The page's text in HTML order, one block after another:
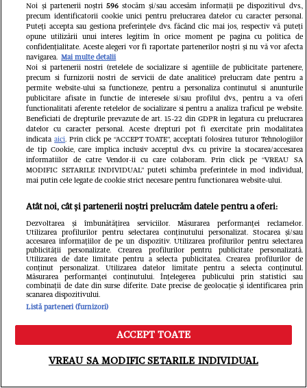
VEDETE SI EVENIMENTE
Ce s-a întâmplat cu Iustina Loghin și
Cornel Luchian după experiența
Insula iubirii. S-au căsătorit, au
devenit părinții unei fetițe, iar ea
este însărcinată cu băiețel
VEDETE
Ioana
relația cu
negat că i-
soțul ei
recente:
Meniu Caută
Noi și partenerii noștri 596stocăm și/sau accesăm informații pe dispozitivul dvs.,
precum identificatorii cookie unici pentru prelucrarea datelor cu caracter personal.
Puteți accepta sau gestiona preferințele dvs. făcând clic mai jos, respectiv vă puteți
opune utilizării unui interes legitim în orice moment pe pagina cu politica de
confidențialitate. Aceste alegeri vor fi raportate partenerilor noștri și nu vă vor afecta
navigarea. Mai multe detalii
Noi si partenerii nostri (retelele de socializare si agentiile de publicitate partenere,
precum si furnizorii nostri de servicii de date analitice) prelucram date pentru a
permite website-ului sa functioneze, pentru a personaliza continutul si anunturile
publicitare afisate in functie de interesele si/sau profilul dvs., pentru a va oferi
functionalitati aferente retelelor de socializare si pentru a analiza traficul pe website.
Beneficiati de drepturile prevazute de art. 15-22 din GDPR in legatura cu prelucrarea
datelor cu caracter personal. Aceste drepturi pot fi exercitate prin modalitatea
indicataaici. Prin click pe “ACCEPT TOATE”, acceptati folosirea tuturor Tehnologiilor
de tip Cookie, care implica inclusiv acceptul dvs. cu privire la stocarea/accesarea
informatiilor de catre Vendor-ii cu care colaboram. Prin click pe “VREAU SA
MODIFIC SETARILE INDIVIDUAL” puteti schimba preferintele in mod individual,
mai putin cele legate de cookie strict necesare pentru functionarea website-ului.
Atât noi, cât și partenerii noștri prelucrăm datele pentru a oferi:
Dezvoltarea și îmbunătățirea serviciilor. Măsurarea performanței reclamelor.
Utilizarea profilurilor pentru selectarea conținutului personalizat. Stocarea și/sau
accesarea informațiilor de pe un dispozitiv. Utilizarea profilurilor pentru selectarea
publicității personalizate. Crearea profilurilor pentru publicitate personalizată.
Utilizarea de date limitate pentru a selecta publicitatea. Crearea profilurilor de
conținut personalizat. Utilizarea datelor limitate pentru a selecta conținutul.
Măsurarea performanței conținutului. Înțelegerea publicului prin statistici sau
combinații de date din surse diferite. Date precise de geolocație și identificarea prin
scanarea dispozitivului.
Listă parteneri (furnizori)
ACCEPT TOATE
VREAU SA MODIFIC SETARILE INDIVIDUAL